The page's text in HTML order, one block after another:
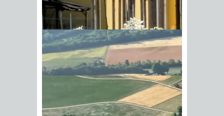
Sonnenschein am Morgen im
Ahornwald
Hauptapotheke und bis zu drei
Filialapotheken beantragen.
Die Erlaubnis wird Ihnen persönlich
und für festgelegte Räumlichkeiten
erteilt. Die Erlaubnis verpflichtet Sie
zur persönlichen Leitung einer
Apotheke in eigener Verantwortung.
Wenn Sie mehrere öffentliche
Apotheken betreiben möchten,
müssen Sie die Hauptapotheke